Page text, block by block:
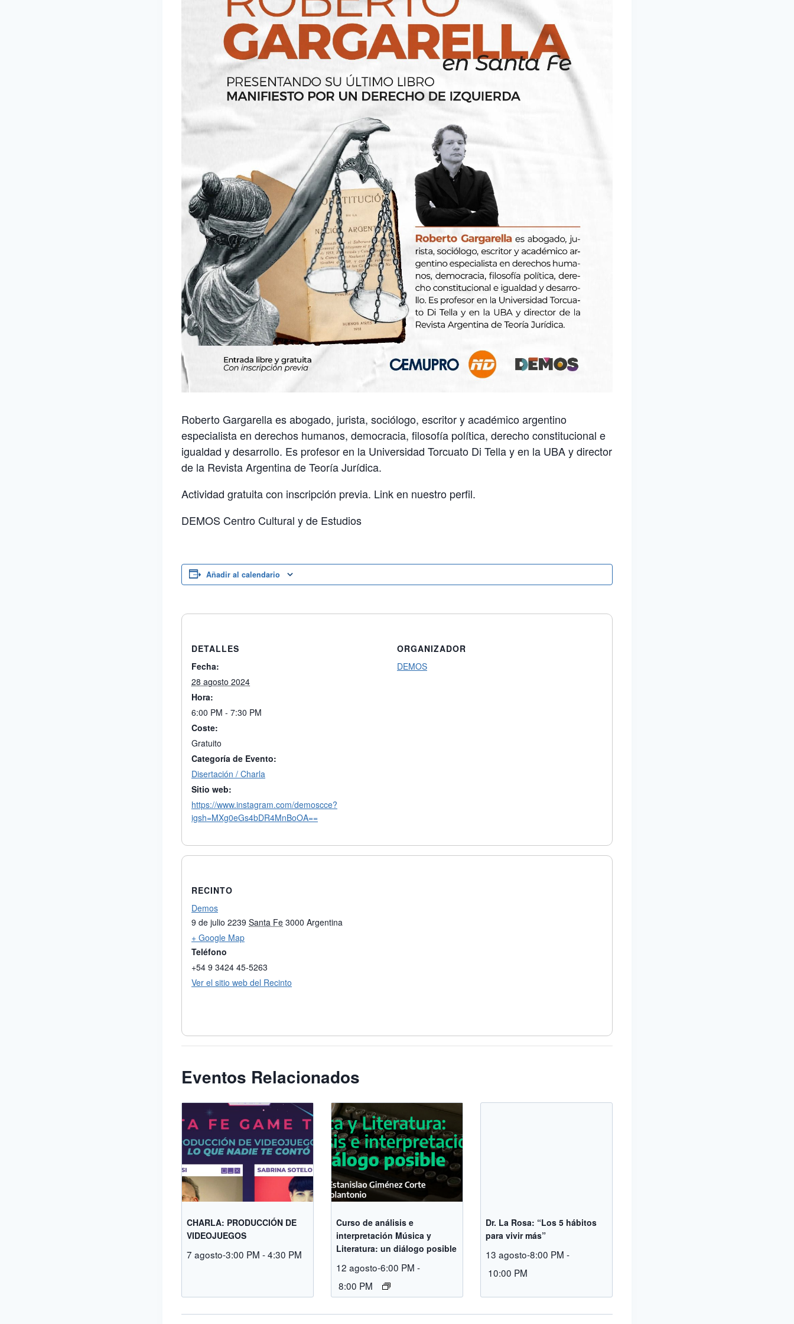
Roberto Gargarella es abogado, jurista, sociólogo, escritor y académico argentino
especialista en derechos humanos, democracia, filosofía política, derecho constitucional e
igualdad y desarrollo. Es profesor en la Universidad Torcuato Di Tella y en la UBA y director
de la Revista Argentina de Teoría Jurídica.
Actividad gratuita con inscripción previa. Link en nuestro perfil.
DEMOS Centro Cultural y de Estudios
Añadir al calendario
DETALLES
Fecha:
28 agosto 2024
Hora:
6:00 PM - 7:30 PM
Coste:
Gratuito
Categoría de Evento:
Disertación / Charla
Sitio web:
https://www.instagram.com/demoscce?
igsh=MXg0eGs4bDR4MnBoOA==
ORGANIZADOR
DEMOS
RECINTO
Demos
9 de julio 2239 Santa Fe 3000 Argentina
+ Google Map
Teléfono
+54 9 3424 45-5263
Ver el sitio web del Recinto
Eventos Relacionados
CHARLA: PRODUCCIÓN DE
VIDEOJUEGOS
7 agosto-3:00 PM -4:30 PM
Curso de análisis e
interpretación Música y
Literatura: un diálogo posible
12 agosto-6:00 PM -
8:00 PM
Dr. La Rosa: “Los 5 hábitos
para vivir más”
13 agosto-8:00 PM -
10:00 PM